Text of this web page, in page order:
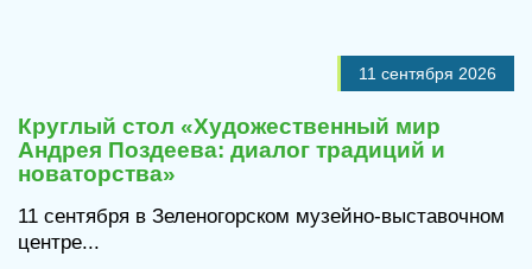
11 сентября 2026
Круглый стол «Художественный мир
Андрея Поздеева: диалог традиций и
новаторства»
11 сентября в Зеленогорском музейно-выставочном
центре...